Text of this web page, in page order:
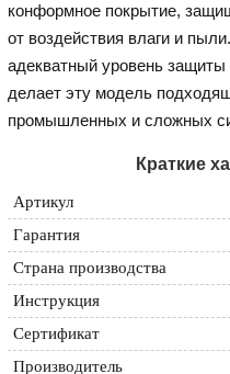
конформное покрытие,
от воздействия влаги и
адекватный уровень
делает эту модель
промышленных и сложных
Краткие
Артикул
Гарантия
Страна производства
Инструкция
Сертификат
Производитель